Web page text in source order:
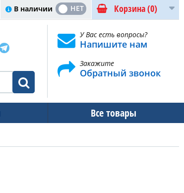
Корзина(0)
В наличии
ДА НЕТ
У Вас есть вопросы?
Напишите нам
Закажите
Обратный звонок
Все товары